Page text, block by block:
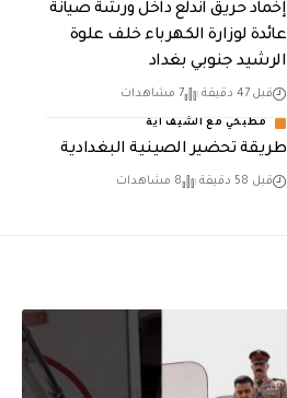
إخماد حريق اندلع داخل ورشة صيانة
عائدة لوزارة الكهرباء خلف علوة
الرشيد جنوبي بغداد
قبل 47 دقيقة 7 مشاهدات
مطبخي مع الشيف اية
طريقة تحضير الصينية البغدادية
قبل 58 دقيقة 8 مشاهدات